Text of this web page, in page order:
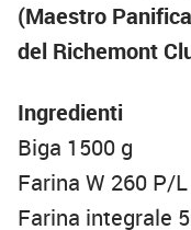
(Maestro
del Richemont
Ingredienti
Biga 1500 g
Farina W 260 P/
Farina integrale